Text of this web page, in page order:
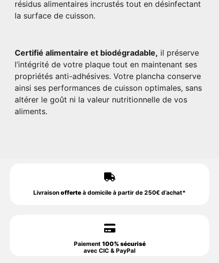
résidus alimentaires incrustés tout en désinfectant
la surface de cuisson.
Certifié alimentaire et biodégradable, il préserve
l’intégrité de votre plaque tout en maintenant ses
propriétés anti-adhésives. Votre plancha conserve
ainsi ses performances de cuisson optimales, sans
altérer le goût ni la valeur nutritionnelle de vos
aliments.
Livraison offerte à domicile à partir de 250€ d’achat*
Paiement 100% sécurisé
avec CIC & PayPal